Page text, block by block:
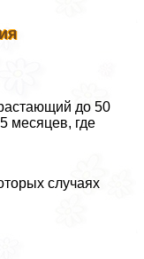
до 50
месяцев, где
случаях